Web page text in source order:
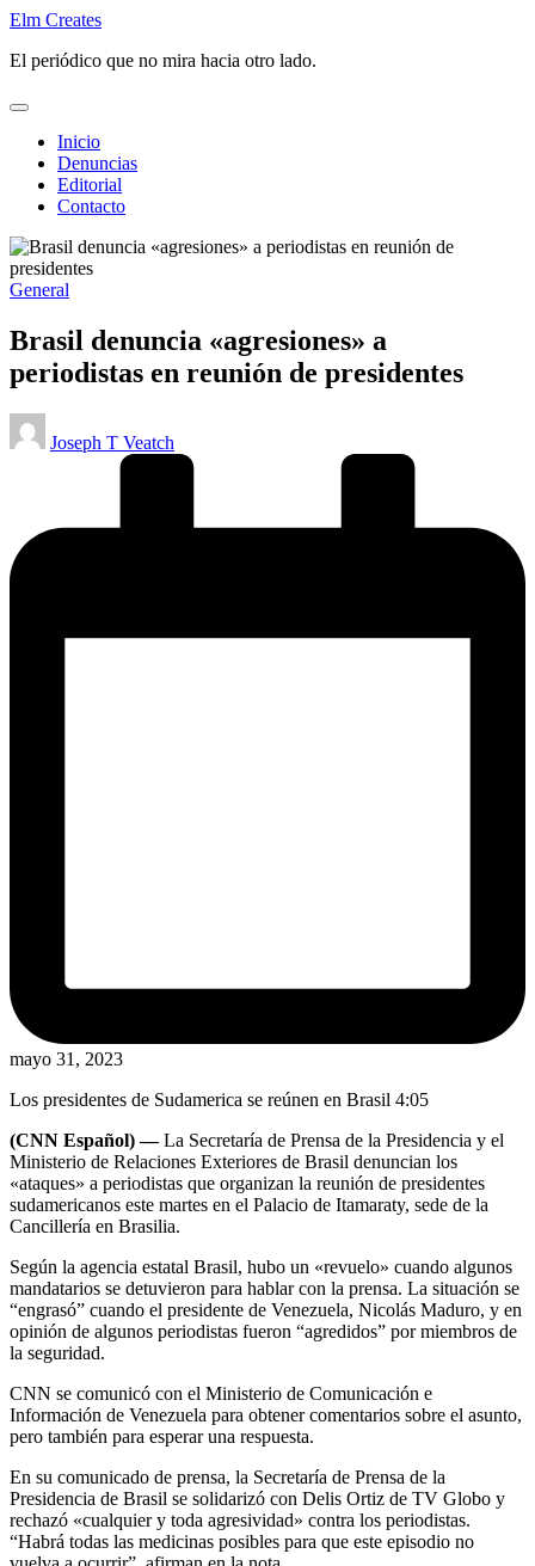
Saltar
contenido
Elm Creates
El periódico que no mira hacia otro lado.
Inicio
Denuncias
Editorial
Contacto
Publicado
General
Brasil denuncia «agresiones» a
periodistas en reunión de presidentes
Publicado
por
Joseph T Veatch
mayo 31, 2023
Los presidentes de Sudamerica se reúnen en Brasil 4:05
(CNN Español) —La Secretaría de Prensa de la Presidencia y el
Ministerio de Relaciones Exteriores de Brasil denuncian los
«ataques» a periodistas que organizan la reunión de presidentes
sudamericanos este martes en el Palacio de Itamaraty, sede de la
Cancillería en Brasilia.
Según la agencia estatal Brasil, hubo un «revuelo» cuando algunos
mandatarios se detuvieron para hablar con la prensa. La situación se
“engrasó” cuando el presidente de Venezuela, Nicolás Maduro, y en
opinión de algunos periodistas fueron “agredidos” por miembros de
la seguridad.
CNN se comunicó con el Ministerio de Comunicación e
Información de Venezuela para obtener comentarios sobre el asunto,
pero también para esperar una respuesta.
En su comunicado de prensa, la Secretaría de Prensa de la
Presidencia de Brasil se solidarizó con Delis Ortiz de TV Globo y
rechazó «cualquier y toda agresividad» contra los periodistas.
“Habrá todas las medicinas posibles para que este episodio no